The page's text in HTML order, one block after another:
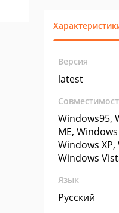
Версия
latest
Windows95,
ME,
Windows
Windows
Язык
Русский